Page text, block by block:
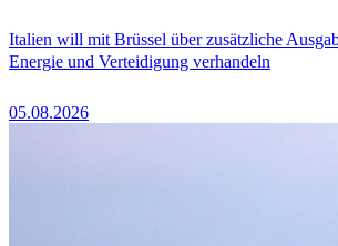
Italien will mit Brüssel über zusätzliche
Energie und Verteidigung verhandeln
05.08.2026